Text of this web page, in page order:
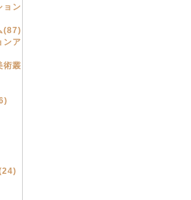
ョン
(87)
ンア
術叢